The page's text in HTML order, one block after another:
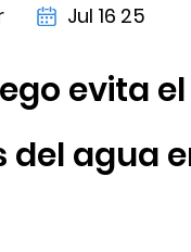
Jul 16 25
evita el
agua